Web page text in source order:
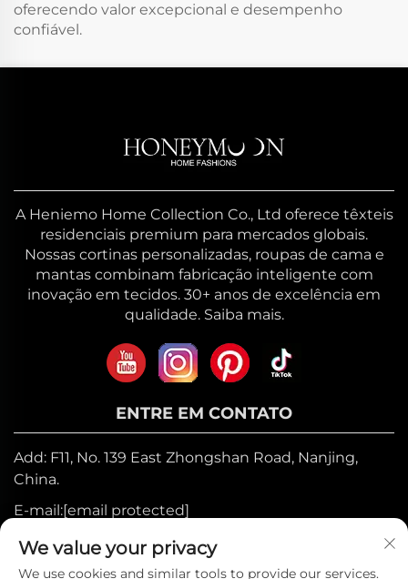
oferecendo valor excepcional e desempenho
confiável.
A Heniemo Home Collection Co., Ltd oferece têxteis
residenciais premium para mercados globais.
Nossas cortinas personalizadas, roupas de cama e
mantas combinam fabricação inteligente com
inovação em tecidos. 30+ anos de excelência em
qualidade. Saiba mais.
ENTRE EM CONTATO
Add: F11, No. 139 East Zhongshan Road, Nanjing,
China.
E-mail:[email protected]
Móvel:+86-17327710449
Tel.: +86-025-84573776
We value your privacy
We use cookies and similar tools to provide our services.